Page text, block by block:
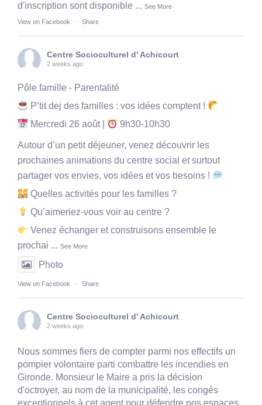
d'inscription sont disponible ... See More
View on Facebook · Share
Centre Socioculturel d' Achicourt
2 weeks ago
Pôle famille - Parentalité
P’tit dej des familles : vos idées comptent !
Mercredi 26 août |
9h30-10h30
Autour d’un petit déjeuner, venez découvrir les
prochaines animations du centre social et surtout
partager vos envies, vos idées et vos besoins !
Quelles activités pour les familles ?
Qu’aimeriez-vous voir au centre ?
Venez échanger et construisons ensemble le
prochai ... See More
Photo
View on Facebook · Share
Centre Socioculturel d' Achicourt
2 weeks ago
Nous sommes fiers de compter parmi nos effectifs un
pompier volontaire parti combattre les incendies en
Gironde. Monsieur le Maire a pris la décision
d'octroyer, au nom de la municipalité, les congés